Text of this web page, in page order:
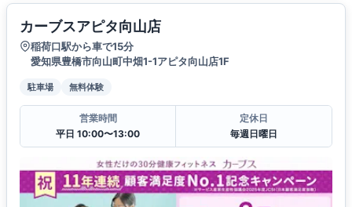
カーブスアピタ向山店
稲荷口駅から車で15分
愛知県豊橋市向山町中畑1-1アピタ向山店1F
駐車場 無料体験
営業時間
平日 10:00〜13:00
定休日
毎週日曜日